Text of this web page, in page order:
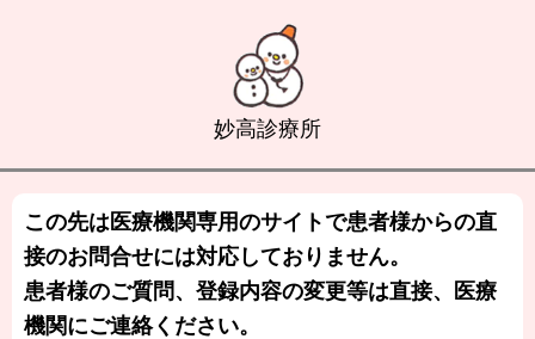
妙高診療所
この先は医療機関専用のサイトで患者様からの直
接のお問合せには対応しておりません。
患者様のご質問、登録内容の変更等は直接、医療
機関にご連絡ください。